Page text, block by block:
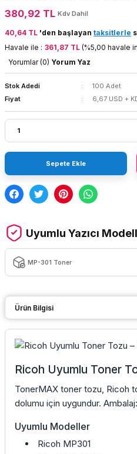
380,92 TL Kdv Dahil
40,64 TL 'den başlayan taksitlerle
Havale ile : 361,87 TL (%5,00 havale
Yorumlar (0) Yorum Yaz
Stok Adedi
100 Adet
Fiyat
6,67 USD +
Sepete Ekle
Uyumlu Yazıcı
MP-301 Toner
Ürün Bilgisi
Ricoh Uyumlu Toner
TonerMAX toner tozu, Ricoh
dolumu için uygundur. Ambalaj:
Uyumlu Modeller
Ricoh MP301